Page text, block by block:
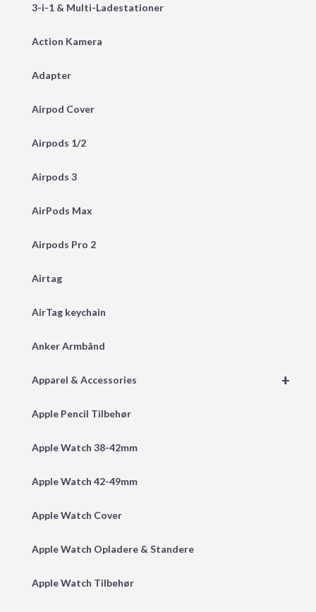
3-i-1 & Multi-Ladestationer
Action Kamera
Adapter
Airpod Cover
Airpods 1/2
Airpods 3
AirPods Max
Airpods Pro 2
Airtag
AirTag keychain
Anker Armbånd
+
Apparel & Accessories
Apple Pencil Tilbehør
Apple Watch 38-42mm
Apple Watch 42-49mm
Apple Watch Cover
Apple Watch Opladere & Standere
Apple Watch Tilbehør